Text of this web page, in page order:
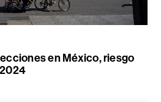
en México, riesgo